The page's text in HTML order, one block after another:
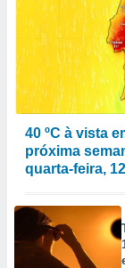
40 ºC à vista
próxima
quarta-feira,